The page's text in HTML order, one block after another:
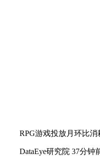
RPG游戏投放月环比消
DataEye研究院 37分钟